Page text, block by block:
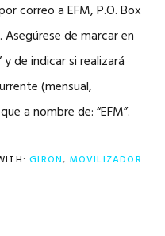
correo a EFM, P.O. Box
de marcar en
de indicar si realizará
(mensual,
a nombre de: “EFM”.
GIRON, MOVILIZADOR